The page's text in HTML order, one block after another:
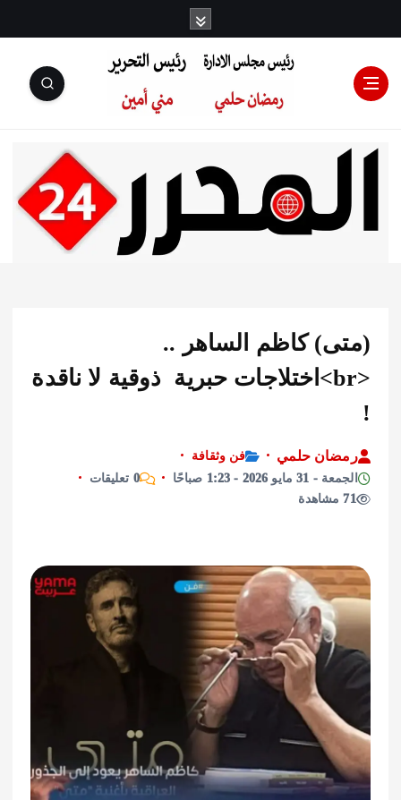
رئيس مجلس
الإدارة: رمضان
التحرير:مني أمين
كاظم الساهر ..
<br>اختلاجات حبرية ذوقية لا ناقدة
حلمي
فن وثقافة
2026 - 1:23 صباحًا
0 تعليقات